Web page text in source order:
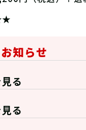
知らせ
る
る